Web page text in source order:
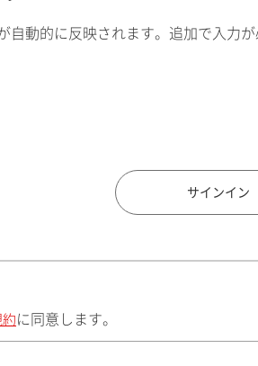
動的に反映されます。追加で入力が
サインイン
に同意します。